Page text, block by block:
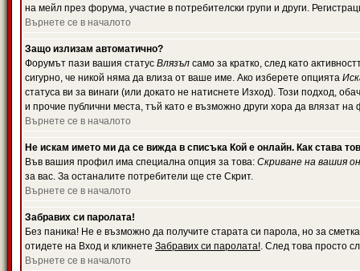
на мейл през форума, участие в потребителски групи и други.
Върнете се в началото
Защо излизам автоматично?
Форумът пази вашия статус Влязъл само за кратко, след като
сигурно, че никой няма да влиза от ваше име. Ако изберете опцията
статуса ви за винаги (или докато не натиснете Изход). Този подход,
и прочие публични места, тъй като е възможно други хора да влязат
Върнете се в началото
Не искам името ми да се вижда в списъка Кой е онлайн. Как става
Във вашия профил има специална опция за това: Скриване на вашия
за вас. За останалите потребители ще сте Скрит.
Върнете се в началото
Забравих си паролата!
Без паника! Не е възможно да получите старата си парола, но за
отидете на Вход и кликнете Забравих си паролата!. След това просто
Върнете се в началото